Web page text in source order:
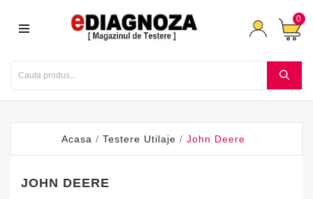
0
Acasa Testere Utilaje John Deere
JOHN DEERE